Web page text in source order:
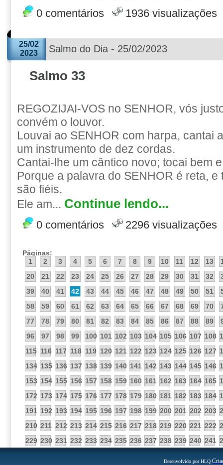
0 comentários 1936 visualizações
25/02
2023
Salmo do Dia - 25/02/2023
Salmo 33
REGOZIJAI-VOS no SENHOR, vós
convém o louvor.
Louvai ao SENHOR com harpa, cantai
um instrumento de dez cordas.
Cantai-lhe um cântico novo; tocai bem
Porque a palavra do SENHOR é reta,
são fiéis.
Ele am... Continue lendo...
0 comentários 2296 visualizações
Páginas:
1
2 3 4 5 6 7 8 9 10 11 12 13
20
21 22 23 24 25 26 27 28 29 30 31 32
39
40 41 42 43 44 45 46 47 48 49 50 51
58
59 60 61 62 63 64 65 66 67 68 69 70
77
78 79 80 81 82 83 84 85 86 87 88 89
96
97 98 99 100 101 102 103 104 105 106 107 108
115 116 117 118 119 120 121 122 123 124 125 126 127
134 135 136 137 138 139 140 141 142 143 144 145 146
153 154 155 156 157 158 159 160 161 162 163 164 165
172 173 174 175 176 177 178 179 180 181 182 183 184
191 192 193 194 195 196 197 198 199 200 201 202 203
210 211 212 213 214 215 216 217 218 219 220 221 222
229 230 231 232 233 234 235 236 237 238 239 240 241
Desenvolvido por HLQ